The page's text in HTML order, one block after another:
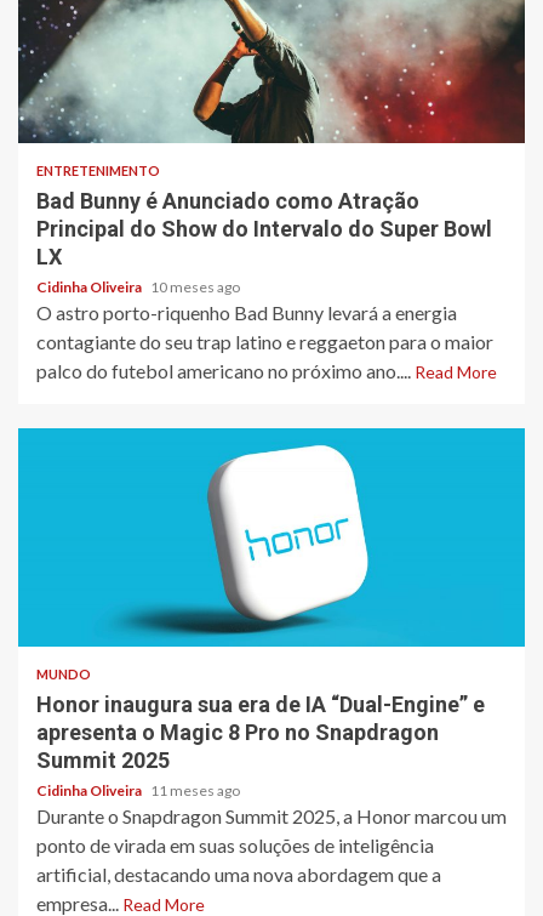
3 min read
ENTRETENIMENTO
Bad Bunny é Anunciado como Atração
Principal do Show do Intervalo do Super Bowl
LX
Cidinha Oliveira 10 meses ago
O astro porto-riquenho Bad Bunny levará a energia
contagiante do seu trap latino e reggaeton para o maior
palco do futebol americano no próximo ano.... Read More
MUNDO
Honor inaugura sua era de IA “Dual-Engine” e
apresenta o Magic 8 Pro no Snapdragon
Summit 2025
Cidinha Oliveira 11 meses ago
Durante o Snapdragon Summit 2025, a Honor marcou um
ponto de virada em suas soluções de inteligência
artificial, destacando uma nova abordagem que a
empresa... Read More